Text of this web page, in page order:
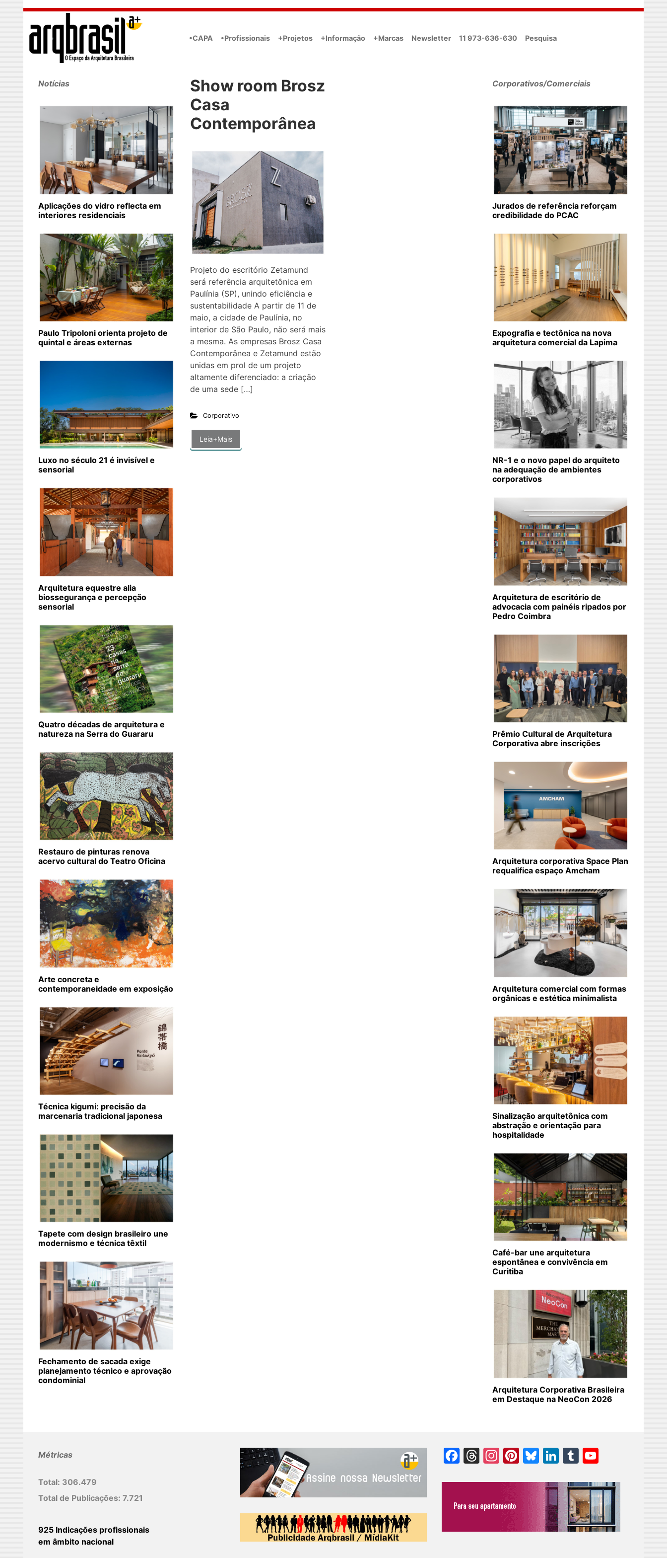
Skip to main content
•CAPA •Profissionais +Projetos +Informação +Marcas Newsletter 11 973-636-630 Pesquisa
Show room Brosz
Casa
Contemporânea
Projeto do escritório Zetamund
será referência arquitetônica em
Paulínia (SP), unindo eficiência e
sustentabilidade A partir de 11 de
maio, a cidade de Paulínia, no
interior de São Paulo, não será mais
a mesma. As empresas Brosz Casa
Contemporânea e Zetamund estão
unidas em prol de um projeto
altamente diferenciado: a criação
de uma sede […]
Corporativo
Leia+Mais
Notícias
Aplicações do vidro reflecta em
interiores residenciais
Paulo Tripoloni orienta projeto de
quintal e áreas externas
Luxo no século 21 é invisível e
sensorial
Arquitetura equestre alia
biossegurança e percepção
sensorial
Quatro décadas de arquitetura e
natureza na Serra do Guararu
Restauro de pinturas renova
acervo cultural do Teatro Oficina
Arte concreta e
contemporaneidade em exposição
Técnica kigumi: precisão da
marcenaria tradicional japonesa
Tapete com design brasileiro une
modernismo e técnica têxtil
Fechamento de sacada exige
planejamento técnico e aprovação
condominial
Corporativos/Comerciais
Jurados de referência reforçam
credibilidade do PCAC
Expografia e tectônica na nova
arquitetura comercial da Lapima
NR-1 e o novo papel do arquiteto
na adequação de ambientes
corporativos
Arquitetura de escritório de
advocacia com painéis ripados por
Pedro Coimbra
Prêmio Cultural de Arquitetura
Corporativa abre inscrições
Arquitetura corporativa Space Plan
requalifica espaço Amcham
Arquitetura comercial com formas
orgânicas e estética minimalista
Sinalização arquitetônica com
abstração e orientação para
hospitalidade
Café-bar une arquitetura
espontânea e convivência em
Curitiba
Arquitetura Corporativa Brasileira
em Destaque na NeoCon 2026
Métricas
Total: 306.479
Total de Publicações: 7.721
925 Indicações profissionais
em âmbito nacional
Facebook
Threads
Instagram
Pinterest
Bluesky
LinkedIn
Tumblr